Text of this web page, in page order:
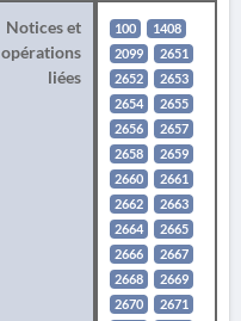
Notices et
opérations
liées
100
1408
2099
2651
2652
2653
2654
2655
2656
2657
2658
2659
2660
2661
2662
2663
2664
2665
2666
2667
2668
2669
2670
2671